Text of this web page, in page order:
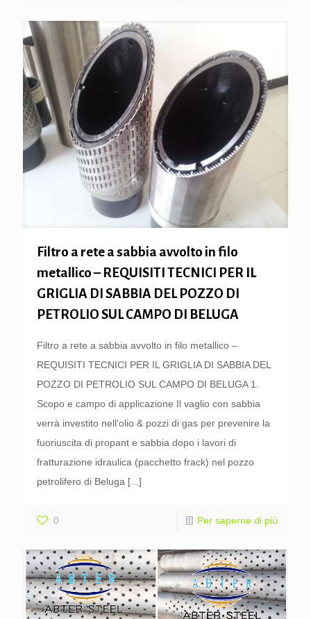
Filtro a rete a sabbia avvolto in filo
metallico – REQUISITI TECNICI PER IL
GRIGLIA DI SABBIA DEL POZZO DI
PETROLIO SUL CAMPO DI BELUGA
Filtro a rete a sabbia avvolto in filo metallico –
REQUISITI TECNICI PER IL GRIGLIA DI SABBIA DEL
POZZO DI PETROLIO SUL CAMPO DI BELUGA 1.
Scopo e campo di applicazione Il vaglio con sabbia
verrà investito nell'olio & pozzi di gas per prevenire la
fuoriuscita di propant e sabbia dopo i lavori di
fratturazione idraulica (pacchetto frack) nel pozzo
petrolifero di Beluga [...]
0 Per saperne di più